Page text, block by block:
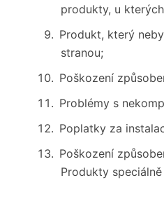
produkty, u
Produkt, který
stranou;
Poškození
Problémy s
Poplatky za
Poškození
Produkty